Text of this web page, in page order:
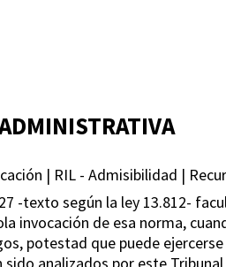
| RIL - Admisibilidad |
-texto según la ley 13.812-
invocación de esa norma,
potestad que puede